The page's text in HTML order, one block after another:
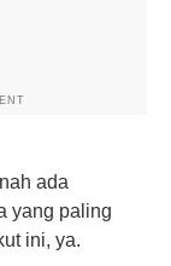
ada
yang paling
ini, ya.